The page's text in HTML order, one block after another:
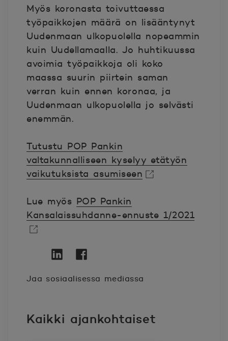
Myös koronasta toivuttaessa
työpaikkojen määrä on lisääntynyt
Uudenmaan ulkopuolella nopeammin
kuin Uudellamaalla. Jo huhtikuussa
avoimia työpaikkoja oli koko
maassa suurin piirtein saman
verran kuin ennen koronaa, ja
Uudenmaan ulkopuolella jo selvästi
enemmän.
Tutustu POP Pankin
valtakunnalliseen kyselyy etätyön
vaikutuksista asumiseen
Lue myös POP Pankin
Kansalaissuhdanne-ennuste 1/2021
Avautuu uuteen ikkunaan.
Jaa sosiaalisessa mediassa
Kaikki ajankohtaiset